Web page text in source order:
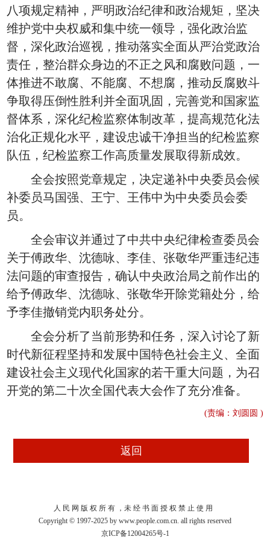
八项规定精神，严明政治纪律和政治规矩，坚决
维护党中央权威和集中统一领导，强化政治监
督，深化政治巡视，推动落实全面从严治党政治
责任，整治群众身边的不正之风和腐败问题，一
体推进不敢腐、不能腐、不想腐，推动反腐败斗
争取得压倒性胜利并全面巩固，完善党和国家监
督体系，深化纪检监察体制改革，提高规范化法
治化正规化水平，建设忠诚干净担当的纪检监察
队伍，纪检监察工作高质量发展取得新成效。
全会按照党章规定，决定递补中央委员会候
补委员马国强、王宁、王伟中为中央委员会委
员。
全会审议并通过了中共中央纪律检查委员会
关于傅政华、沈德咏、李佳、张敬华严重违纪违
法问题的审查报告，确认中央政治局之前作出的
给予傅政华、沈德咏、张敬华开除党籍处分，给
予李佳撤销党内职务处分。
全会分析了当前形势和任务，深入讨论了新
时代新征程坚持和发展中国特色社会主义、全面
建设社会主义现代化国家的若干重大问题，为召
开党的第二十次全国代表大会作了充分准备。
(责编：刘圆圆 )
人 民 网 版 权 所 有 ，未 经 书 面 授 权 禁 止 使 用
Copyright © 1997-2025 by www.people.com.cn. all rights reserved
京ICP备12004265号-1